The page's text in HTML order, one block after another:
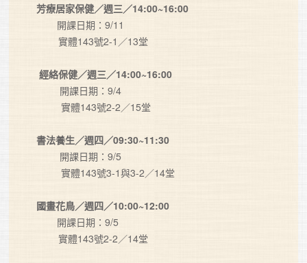
芳療居家保健／週三／14:00~16:00
開課日期：9/11
        實體143號2-1／13堂
經絡保健／週三／14:00~16:00
開課日期：9/4
         實體143號2-2／15堂
書法養生／週四／09:30~11:30
開課日期：9/5
         實體143號3-1與3-2／14堂
國畫花鳥／週四／10:00~12:00
開課日期：9/5
        實體143號2-2／14堂